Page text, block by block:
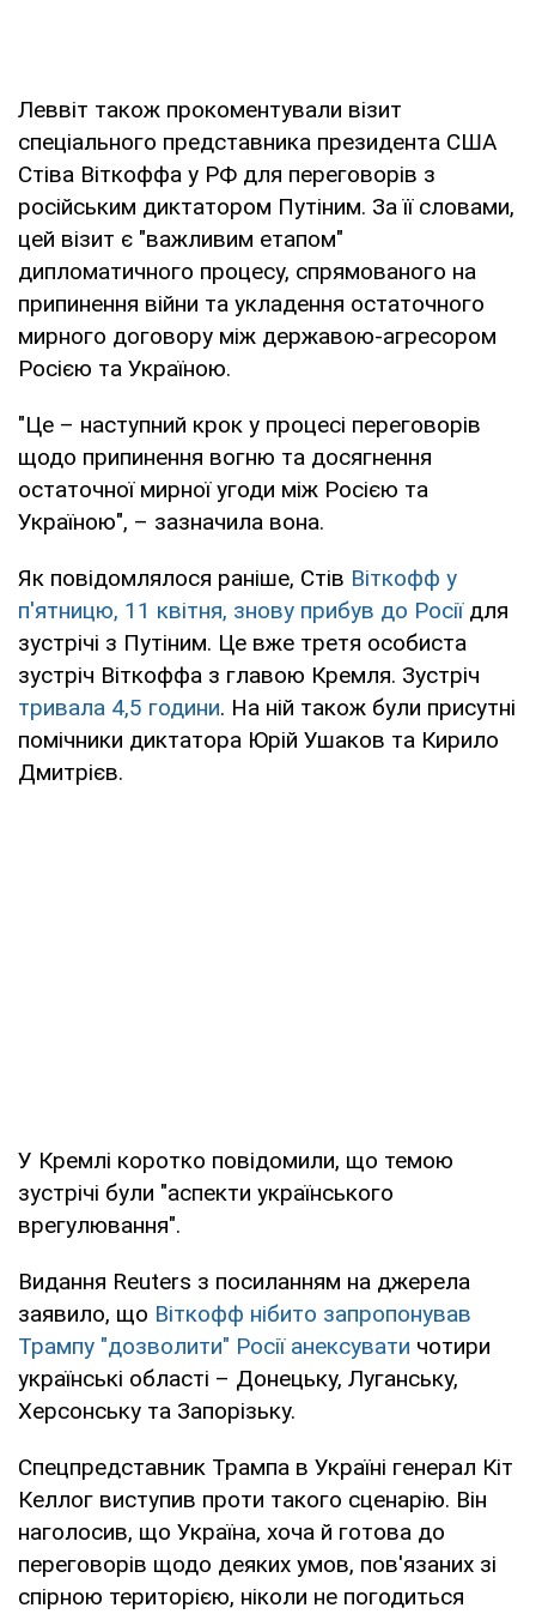
Леввіт також прокоментували візит
спеціального представника президента США
Стіва Віткоффа у РФ для переговорів з
російським диктатором Путіним. За її словами,
цей візит є "важливим етапом"
дипломатичного процесу, спрямованого на
припинення війни та укладення остаточного
мирного договору між державою-агресором
Росією та Україною.
"Це – наступний крок у процесі переговорів
щодо припинення вогню та досягнення
остаточної мирної угоди між Росією та
Україною", – зазначила вона.
Як повідомлялося раніше, Стів Віткофф у
п'ятницю, 11 квітня, знову прибув до Росії для
зустрічі з Путіним. Це вже третя особиста
зустріч Віткоффа з главою Кремля. Зустріч
тривала 4,5 години. На ній також були присутні
помічники диктатора Юрій Ушаков та Кирило
Дмитрієв.
У Кремлі коротко повідомили, що темою
зустрічі були "аспекти українського
врегулювання".
Видання Reuters з посиланням на джерела
заявило, що Віткофф нібито запропонував
Трампу "дозволити" Росії анексувати чотири
українські області – Донецьку, Луганську,
Херсонську та Запорізьку.
Спецпредставник Трампа в Україні генерал Кіт
Келлог виступив проти такого сценарію. Він
наголосив, що Україна, хоча й готова до
переговорів щодо деяких умов, пов'язаних зі
спірною територією, ніколи не погодиться